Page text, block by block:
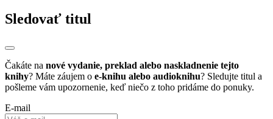
Sledovať titul
Čakáte na nové vydanie, preklad alebo naskladnenie tejto
knihy? Máte záujem o e-knihu alebo audioknihu? Sledujte titul a
pošleme vám upozornenie, keď niečo z toho pridáme do ponuky.
E-mail